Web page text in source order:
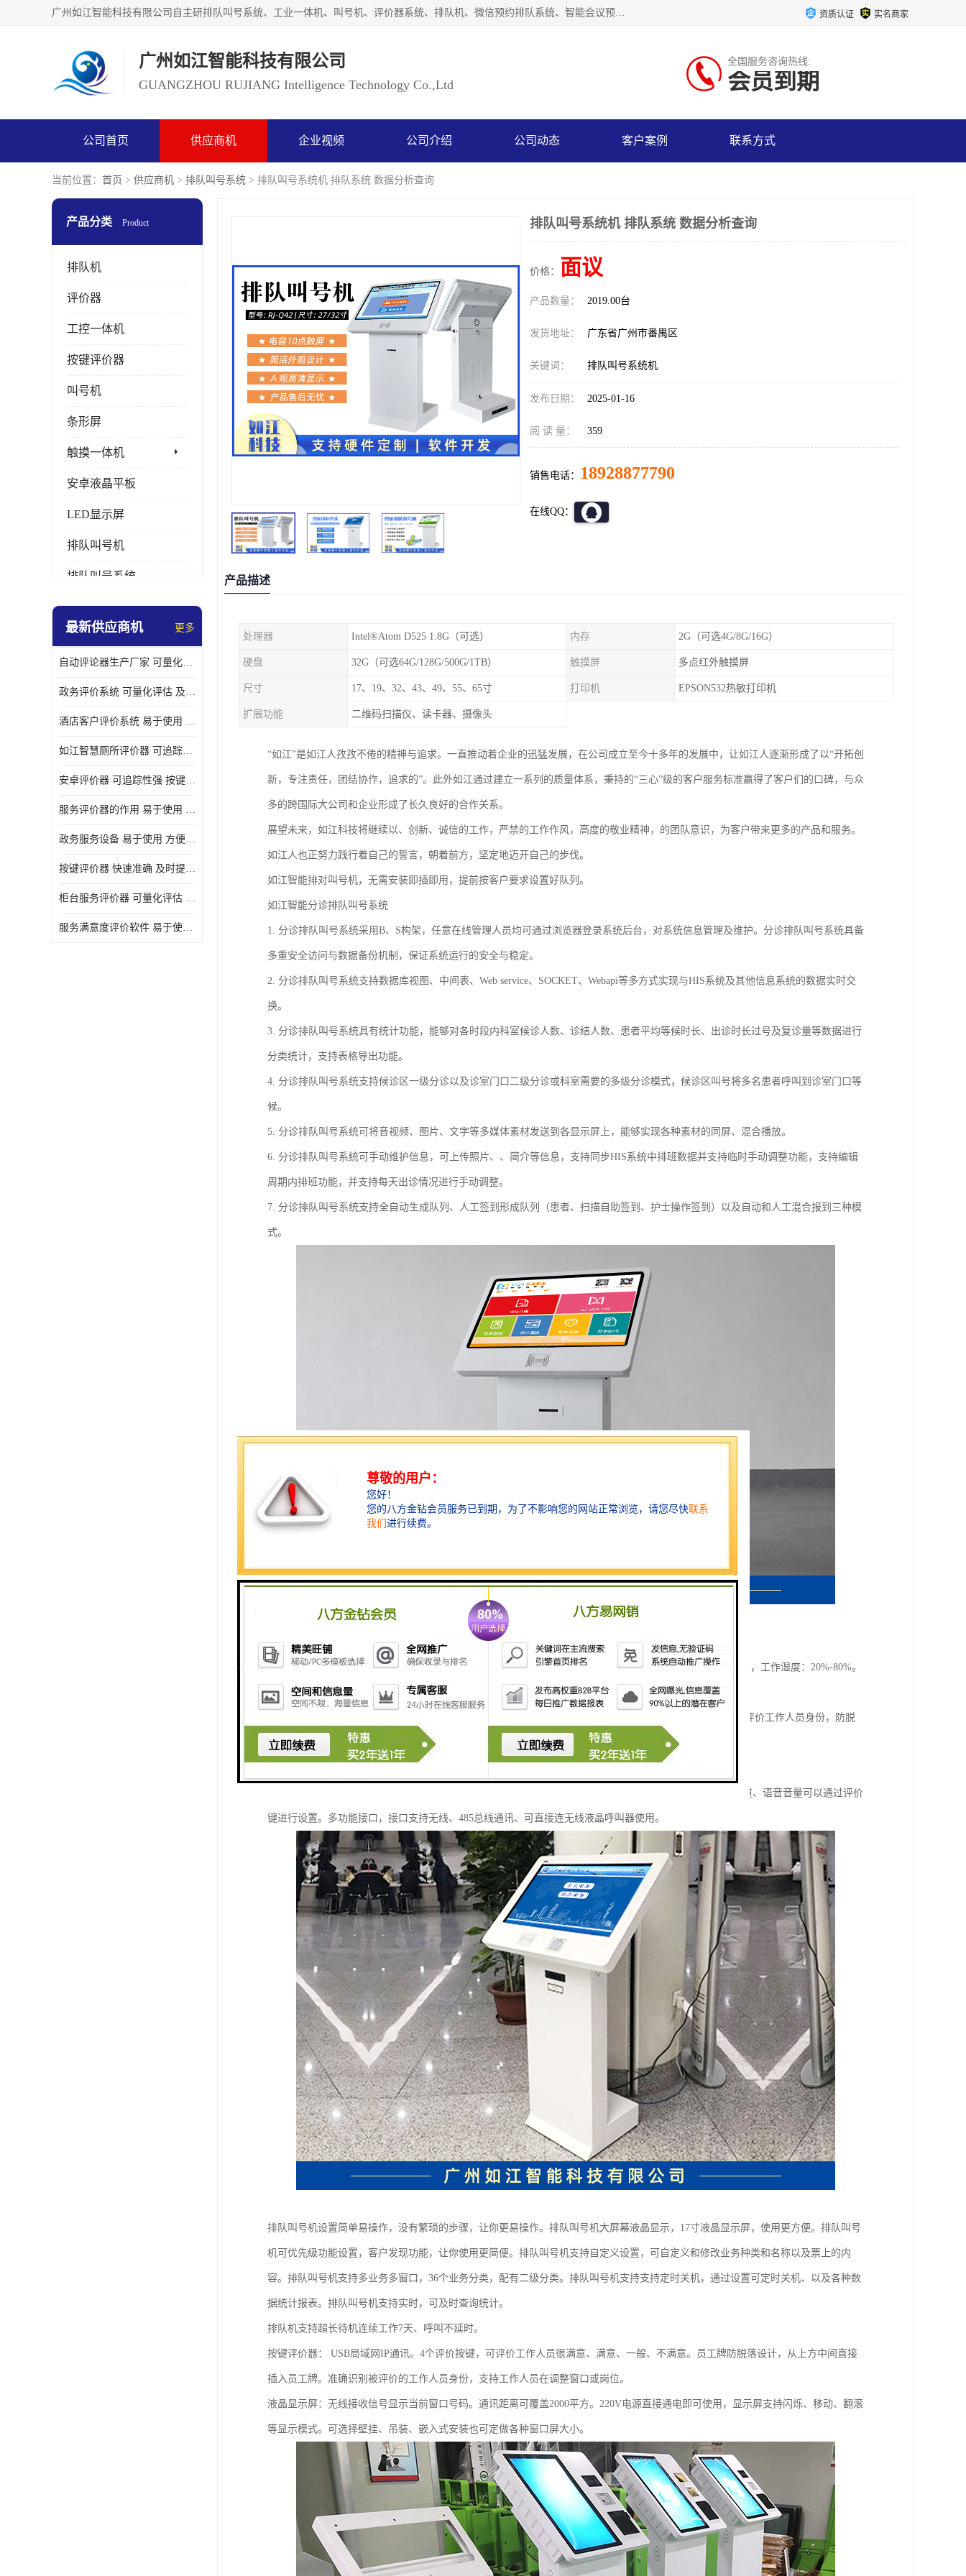
广州如江智能科技有限公司自主研排队叫号系统、工业一体机、叫号机、评价器系统、排队机、微信预约排队系统、智能会议预约系统、自助终端机、自助查询机、LED显示屏、触控一体机、平板会议一体机、教学一体机、室户外液晶广告机等生产以及解决方案，是一家高新技术企业，支持软硬件定制，全国上门安装售后服务。 资质认证 实名商家
广州如江智能科技有限公司
GUANGZHOU RUJIANG Intelligence Technology Co.,Ltd
全国服务咨询热线:
会员到期
公司首页 供应商机 企业视频 公司介绍 公司动态 客户案例 联系方式
当前位置： 首页 > 供应商机 > 排队叫号系统 > 排队叫号系统机 排队系统 数据分析查询
产品分类 Product
排队机
评价器
工控一体机
按键评价器
叫号机
条形屏
触摸一体机
安卓液晶平板
LED显示屏
排队叫号机
排队叫号系统
拼接屏
壁挂广告机
液晶广告机
最新供应商机 更多
自动评论器生产厂家 可量化评估 适用于多种应用场景
政务评价系统 可量化评估 及时提供反馈
酒店客户评价系统 易于使用 按键响应速度
如江智慧厕所评价器 可追踪性强 及时提供反馈
安卓评价器 可追踪性强 按键响应速度
服务评价器的作用 易于使用 按键响应速度
政务服务设备 易于使用 方便数据记录和分析
按键评价器 快速准确 及时提供反馈
柜台服务评价器 可量化评估 及时提供反馈
服务满意度评价软件 易于使用 及时提供反馈
排队叫号系统机 排队系统 数据分析查询
价格： 面议
产品数量： 2019.00台
发货地址： 广东省广州市番禺区
关键词： 排队叫号系统机
发布日期： 2025-01-16
阅 读 量： 359
销售电话： 18928877790
在线QQ：
产品描述
处理器 Intel®Atom D525 1.8G（可选） 内存 2G（可选4G/8G/16G）
硬盘 32G（可选64G/128G/500G/1TB） 触摸屏 多点红外触摸屏
尺寸 17、19、32、43、49、55、65寸 打印机 EPSON532热敏打印机
扩展功能 二维码扫描仪、读卡器、摄像头
“如江”是如江人孜孜不倦的精神与追求。一直推动着企业的迅猛发展，在公司成立至今十多年的发展中，让如江人逐渐形成了以“开拓创
新，专注责任，团结协作，追求的”。此外如江通过建立一系列的质量体系，秉持的“三心”级的客户服务标准赢得了客户们的口碑，与众
多的跨国际大公司和企业形成了长久良好的合作关系。
展望未来，如江科技将继续以、创新、诚信的工作，严禁的工作作风，高度的敬业精神，的团队意识，为客户带来更多的产品和服务。
如江人也正努力践行着自己的誓言，朝着前方，坚定地迈开自己的步伐。
如江智能排对叫号机，无需安装即插即用，提前按客户要求设置好队列。
如江智能分诊排队叫号系统
1. 分诊排队叫号系统采用B、S构架，任意在线管理人员均可通过浏览器登录系统后台，对系统信息管理及维护。分诊排队叫号系统具备
多重安全访问与数据备份机制，保证系统运行的安全与稳定。
2. 分诊排队叫号系统支持数据库视图、中间表、Web service、SOCKET、Webapi等多方式实现与HIS系统及其他信息系统的数据实时交
换。
3. 分诊排队叫号系统具有统计功能，能够对各时段内科室候诊人数、诊结人数、患者平均等候时长、出诊时长过号及复诊量等数据进行
分类统计，支持表格导出功能。
4. 分诊排队叫号系统支持候诊区一级分诊以及诊室门口二级分诊或科室需要的多级分诊模式，候诊区叫号将多名患者呼叫到诊室门口等
候。
5. 分诊排队叫号系统可将音视频、图片、文字等多媒体素材发送到各显示屏上，能够实现各种素材的同屏、混合播放。
6. 分诊排队叫号系统可手动维护信息，可上传照片、、简介等信息，支持同步HIS系统中排班数据并支持临时手动调整功能，支持编辑
周期内排班功能，并支持每天出诊情况进行手动调整。
7. 分诊排队叫号系统支持全自动生成队列、人工签到形成队列（患者、扫描自助签到、护士操作签到）以及自动和人工混合报到三种模
式。
按键评价器：
型号：RJ-AP10，工作电压：5V±10%，功能键：支持4个评价按键，供电方式：MicroUSB，工作温度：0-45℃，工作湿度：20%-80%。
特点：
供电方式：USB供电接口，即插即用，4个功能按键：很满意、满意、一般、不满意，功能强大：准确识别被评价工作人员身份，防脱
设计：直接插入员工牌，防脱设计。
语音清晰，使用播音级语音，音量比其他评价器语音大50%。功能按键，4个评价按键，范围1-99。、无线频道、语音音量可以通过评价
键进行设置。多功能接口，接口支持无线、485总线通讯、可直接连无线液晶呼叫器使用。
排队叫号机设置简单易操作，没有繁琐的步骤，让你更易操作。排队叫号机大屏幕液晶显示，17寸液晶显示屏，使用更方便。排队叫号
机可优先级功能设置，客户发现功能，让你使用更简便。排队叫号机支持自定义设置，可自定义和修改业务种类和名称以及票上的内
容。排队叫号机支持多业务多窗口，36个业务分类，配有二级分类。排队叫号机支持支持定时关机，通过设置可定时关机、以及各种数
据统计报表。排队叫号机支持实时，可及时查询统计。
排队机支持超长待机连续工作7天、呼叫不延时。
按键评价器： USB局域网IP通讯。4个评价按键，可评价工作人员很满意、满意、一般、不满意。员工牌防脱落设计，从上方中间直接
插入员工牌。准确识别被评价的工作人员身份，支持工作人员在调整窗口或岗位。
液晶显示屏：无线接收信号显示当前窗口号码。通讯距离可覆盖2000平方。220V电源直接通电即可使用，显示屏支持闪烁、移动、翻滚
等显示模式。可选择壁挂、吊装、嵌入式安装也可定做各种窗口屏大小。